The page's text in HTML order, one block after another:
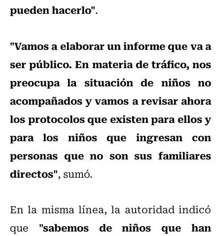
pueden hacerlo".
"Vamos a elaborar un informe que va a
ser público. En materia de tráfico, nos
preocupa la situación de niños no
acompañados y vamos a revisar ahora
los protocolos que existen para ellos y
para los niños que ingresan con
personas que no son sus familiares
directos", sumó.
En la misma línea, la autoridad indicó
que "sabemos de niños que han